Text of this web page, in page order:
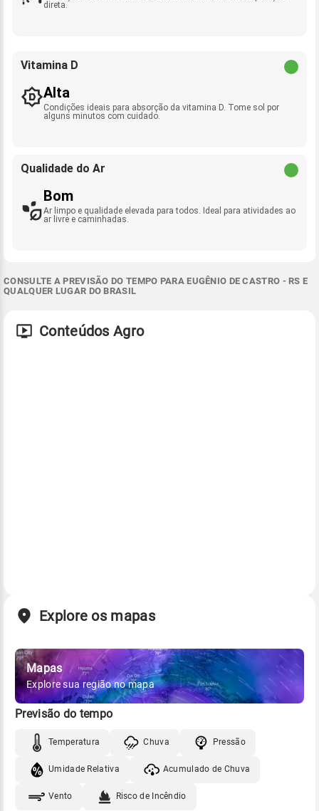
direta.
Vitamina D
Alta
Condições ideais para absorção da vitamina D. Tome sol por
alguns minutos com cuidado.
Qualidade do Ar
Bom
Ar limpo e qualidade elevada para todos. Ideal para atividades ao
ar livre e caminhadas.
CONSULTE A PREVISÃO DO TEMPO PARA EUGÊNIO DE CASTRO - RS E
QUALQUER LUGAR DO BRASIL
Conteúdos Agro
Explore os mapas
Mapas
Explore sua região no mapa
Previsão do tempo
Temperatura Chuva Pressão
Umidade Relativa Acumulado de Chuva
Vento Risco de Incêndio